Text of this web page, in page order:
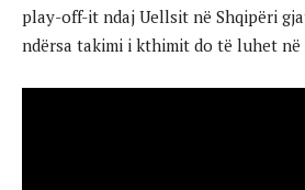
play-off-it ndaj Uellsit në Shqipëri
ndërsa takimi i kthimit do të luhet